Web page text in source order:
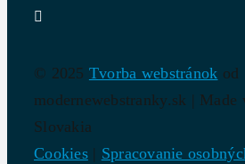
© 2025 Tvorba webstránok od
modernewebstranky.sk | Made
Slovakia
Cookies | Spracovanie